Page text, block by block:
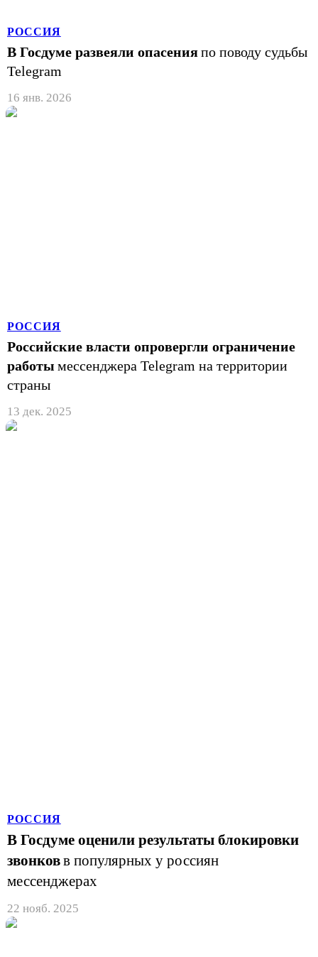
РОССИЯ
В Госдуме развеяли опасенияпо поводу судьбы
Telegram
16 янв. 2026
РОССИЯ
Российские власти опровергли ограничение
работы мессенджера Telegram на территории
страны
13 дек. 2025
РОССИЯ
В Госдуме оценили результаты блокировки
звонковв популярных у россиян
мессенджерах
22 нояб. 2025